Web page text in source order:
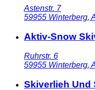
Astenstr. 7
59955 Winterberg,
Aktiv-Snow
Ruhrstr. 6
59955 Winterberg,
Skiverlieh Und